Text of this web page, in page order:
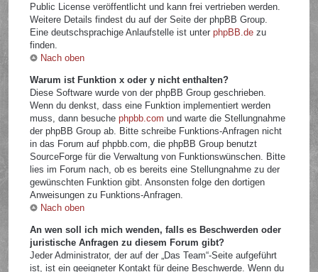
Public License veröffentlicht und kann frei vertrieben werden.
Weitere Details findest du auf der Seite der phpBB Group.
Eine deutschsprachige Anlaufstelle ist unterphpBB.de zu
finden.
Nach oben
Warum ist Funktion x oder y nicht enthalten?
Diese Software wurde von der phpBB Group geschrieben.
Wenn du denkst, dass eine Funktion implementiert werden
muss, dann besuchephpbb.com und warte die Stellungnahme
der phpBB Group ab. Bitte schreibe Funktions-Anfragen nicht
in das Forum auf phpbb.com, die phpBB Group benutzt
SourceForge für die Verwaltung von Funktionswünschen. Bitte
lies im Forum nach, ob es bereits eine Stellungnahme zu der
gewünschten Funktion gibt. Ansonsten folge den dortigen
Anweisungen zu Funktions-Anfragen.
Nach oben
An wen soll ich mich wenden, falls es Beschwerden oder
juristische Anfragen zu diesem Forum gibt?
Jeder Administrator, der auf der „Das Team“-Seite aufgeführt
ist, ist ein geeigneter Kontakt für deine Beschwerde. Wenn du